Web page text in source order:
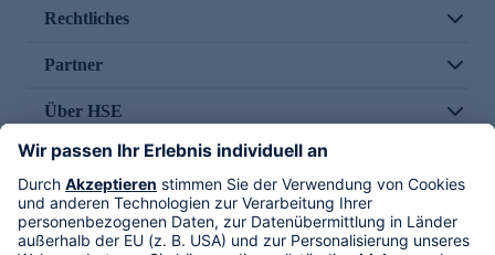
Rechtliches
Partner
Über HSE
Im TV
HSE International